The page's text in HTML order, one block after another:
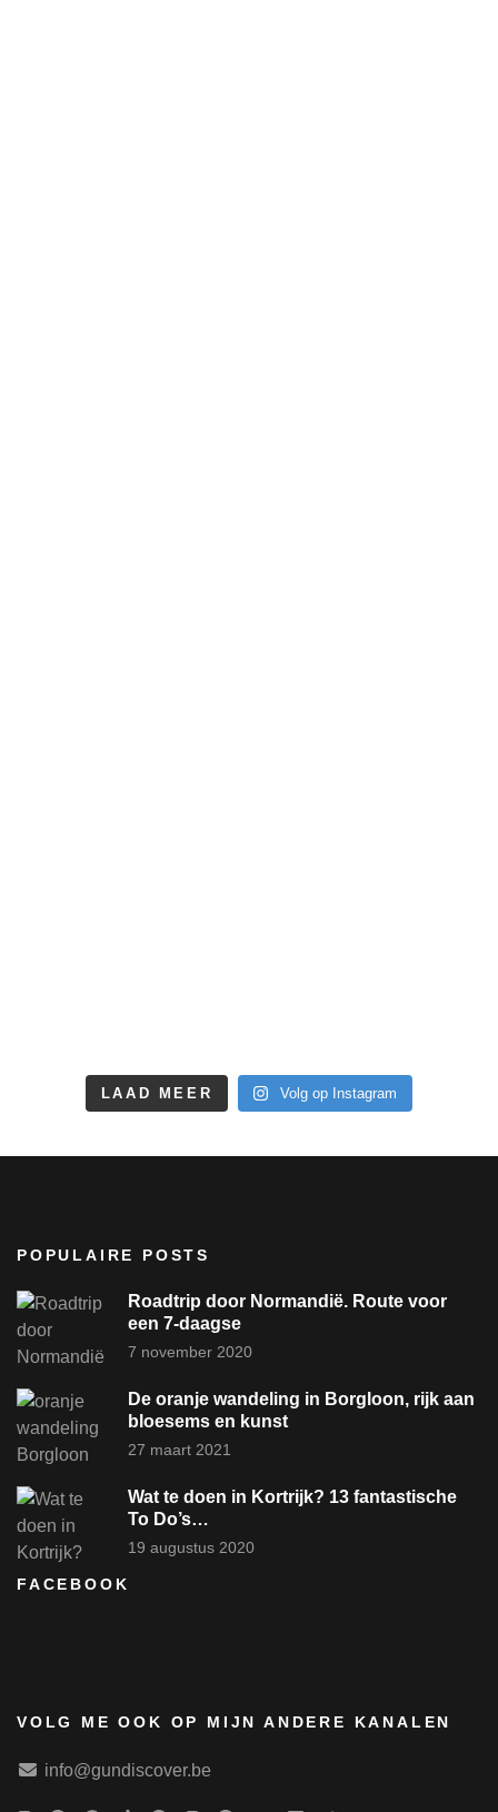
LAAD MEER Volg op Instagram
POPULAIRE POSTS
Roadtrip door Normandië. Route voor
een 7-daagse
7 november 2020
De oranje wandeling in Borgloon, rijk aan
bloesems en kunst
27 maart 2021
Wat te doen in Kortrijk? 13 fantastische
To Do’s…
19 augustus 2020
FACEBOOK
VOLG ME OOK OP MIJN ANDERE KANALEN
info@gundiscover.be